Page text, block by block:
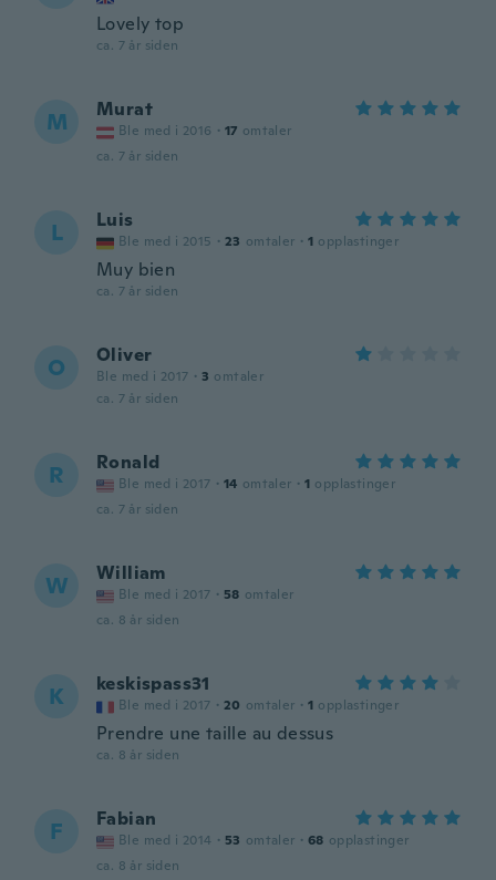
Lovely top
ca. 7 år siden
M Murat
Ble med i 2016 · 17 omtaler
ca. 7 år siden
L Luis
Ble med i 2015 · 23 omtaler · 1 opplastinger
Muy bien
ca. 7 år siden
O Oliver
Ble med i 2017 · 3 omtaler
ca. 7 år siden
R Ronald
Ble med i 2017 · 14 omtaler · 1 opplastinger
ca. 7 år siden
W William
Ble med i 2017 · 58 omtaler
ca. 8 år siden
K keskispass31
Ble med i 2017 · 20 omtaler · 1 opplastinger
Prendre une taille au dessus
ca. 8 år siden
F Fabian
Ble med i 2014 · 53 omtaler · 68 opplastinger
ca. 8 år siden